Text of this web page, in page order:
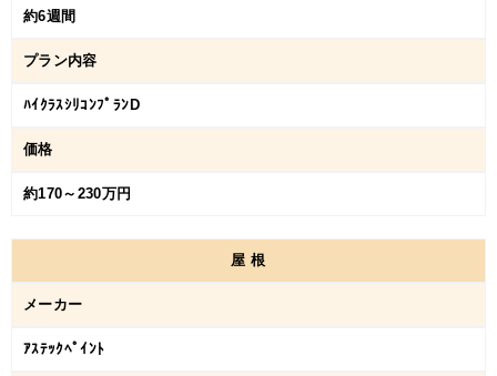
約6週間
プラン内容
ﾊｲｸﾗｽｼﾘｺﾝﾌﾟﾗﾝD
価格
約170～230万円
屋根
メーカー
ｱｽﾃｯｸﾍﾟｲﾝﾄ